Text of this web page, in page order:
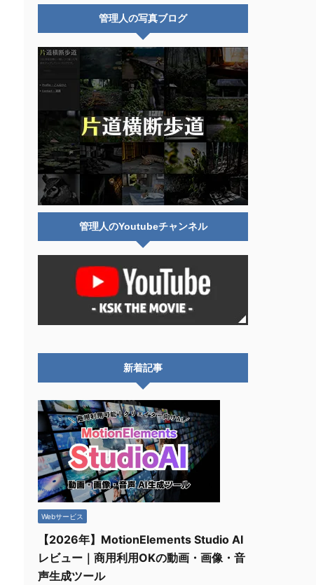
管理人の写真ブログ
管理人のYoutubeチャンネル
新着記事
Webサービス
【2026年】MotionElements Studio AI
レビュー｜商用利用OKの動画・画像・音
声生成ツール